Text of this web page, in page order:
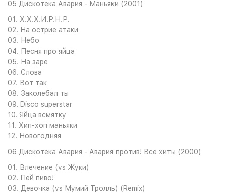
05 Дискотека Авария - Маньяки (2001)
01. Х.Х.Х.И.Р.Н.Р.
02. На острие атаки
03. Небо
04. Песня про яйца
05. На заре
06. Слова
07. Вот так
08. Заколебал ты
09. Disco superstar
10. Яйца всмятку
11. Хип-хоп маньяки
12. Новогодняя
06 Дискотека Авария - Авария против! Все хиты (2000)
01. Влечение (vs Жуки)
02. Пей пиво!
03. Девочка (vs Мумий Тролль) (Remix)